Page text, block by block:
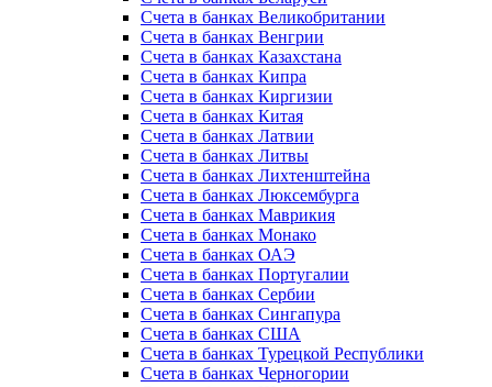
Счета в банках Великобритании
Счета в банках Венгрии
Счета в банках Казахстана
Счета в банках Кипра
Счета в банках Киргизии
Счета в банках Китая
Счета в банках Латвии
Счета в банках Литвы
Счета в банках Лихтенштейна
Счета в банках Люксембурга
Счета в банках Маврикия
Счета в банках Монако
Счета в банках ОАЭ
Счета в банках Португалии
Счета в банках Сербии
Счета в банках Сингапура
Счета в банках США
Счета в банках Турецкой Республики
Счета в банках Черногории